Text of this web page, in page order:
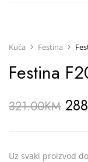
Kuća Festina
Festina
321.00KM
Uz svaki proizvod